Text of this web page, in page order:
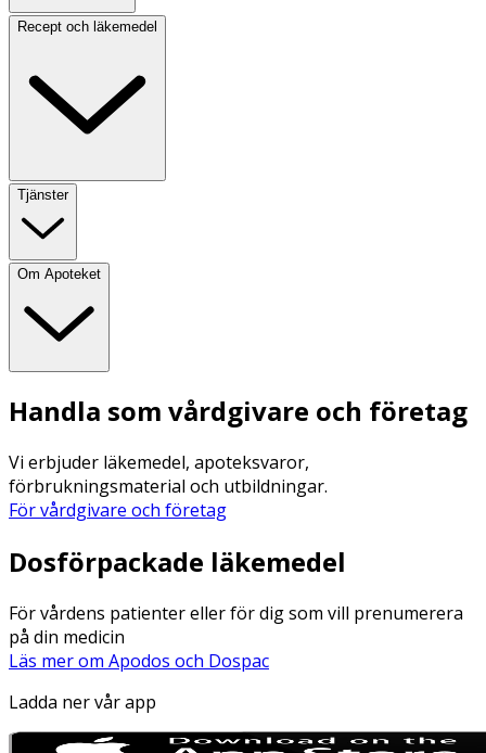
Recept och läkemedel
Tjänster
Om Apoteket
Handla som vårdgivare och företag
Vi erbjuder läkemedel, apoteksvaror,
förbrukningsmaterial och utbildningar.
För vårdgivare och företag
Dosförpackade läkemedel
För vårdens patienter eller för dig som vill prenumerera
på din medicin
Läs mer om Apodos och Dospac
Ladda ner vår app